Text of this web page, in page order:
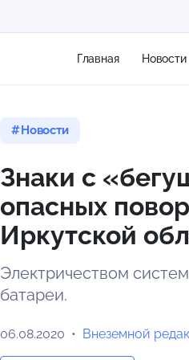
Главная Новости
Новости
Знаки с
опасных
Иркутской
Электричеством
батареи.
06.08.2020 Внеземной